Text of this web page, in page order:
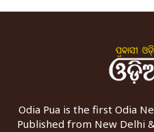
Odia Pua is the first Odia
Published from New Delhi